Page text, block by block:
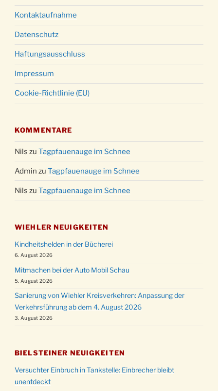
Kontaktaufnahme
Datenschutz
Haftungsausschluss
Impressum
Cookie-Richtlinie (EU)
KOMMENTARE
Nils zu Tagpfauenauge im Schnee
Admin zu Tagpfauenauge im Schnee
Nils zu Tagpfauenauge im Schnee
WIEHLER NEUIGKEITEN
Kindheitshelden in der Bücherei
6. August 2026
Mitmachen bei der Auto Mobil Schau
5. August 2026
Sanierung von Wiehler Kreisverkehren: Anpassung der
Verkehrsführung ab dem 4. August 2026
3. August 2026
BIELSTEINER NEUIGKEITEN
Versuchter Einbruch in Tankstelle: Einbrecher bleibt
unentdeckt